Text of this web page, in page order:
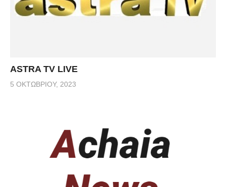
ASTRA TV LIVE
5 ΟΚΤΩΒΡΊΟΥ, 2023